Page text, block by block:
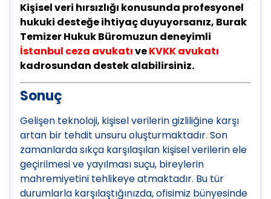
Kişisel veri hırsızlığı konusunda profesyonel
hukuki desteğe ihtiyaç duyuyorsanız, Burak
Temizer Hukuk Büromuzun deneyimli
İstanbul ceza avukatıveKVKK avukatı
kadrosundan destek alabilirsiniz.
Sonuç
Gelişen teknoloji, kişisel verilerin gizliliğine karşı
artan bir tehdit unsuru oluşturmaktadır. Son
zamanlarda sıkça karşılaşılan kişisel verilerin ele
geçirilmesi ve yayılması suçu, bireylerin
mahremiyetini tehlikeye atmaktadır. Bu tür
durumlarla karşılaştığınızda, ofisimiz bünyesinde